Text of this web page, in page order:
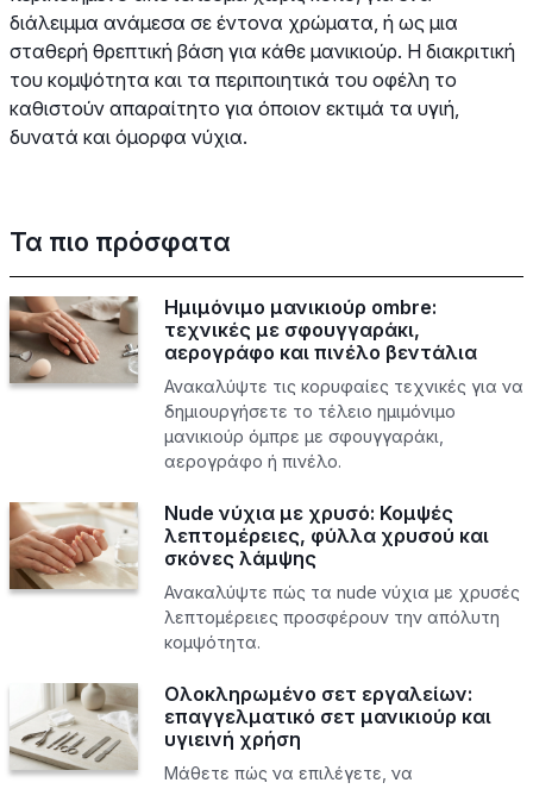
διάλειμμα ανάμεσα σε έντονα χρώματα, ή ως μια
σταθερή θρεπτική βάση για κάθε μανικιούρ. Η διακριτική
του κομψότητα και τα περιποιητικά του οφέλη το
καθιστούν απαραίτητο για όποιον εκτιμά τα υγιή,
δυνατά και όμορφα νύχια.
Τα πιο πρόσφατα
Ημιμόνιμο μανικιούρ ombre:
τεχνικές με σφουγγαράκι,
αερογράφο και πινέλο βεντάλια
Ανακαλύψτε τις κορυφαίες τεχνικές για να
δημιουργήσετε το τέλειο ημιμόνιμο
μανικιούρ όμπρε με σφουγγαράκι,
αερογράφο ή πινέλο.
Nude νύχια με χρυσό: Κομψές
λεπτομέρειες, φύλλα χρυσού και
σκόνες λάμψης
Ανακαλύψτε πώς τα nude νύχια με χρυσές
λεπτομέρειες προσφέρουν την απόλυτη
κομψότητα.
Ολοκληρωμένο σετ εργαλείων:
επαγγελματικό σετ μανικιούρ και
υγιεινή χρήση
Μάθετε πώς να επιλέγετε, να